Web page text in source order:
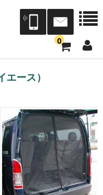
0
レジャーアイランド）
ース）